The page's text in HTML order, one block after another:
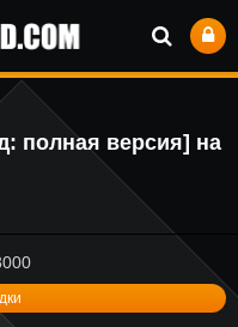
полная версия] на